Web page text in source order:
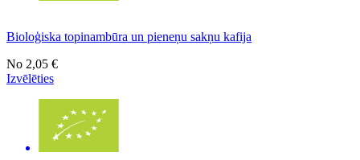
Bioloģiska topinambūra un pieneņu sakņu kafija
No 2,05 €
Izvēlēties